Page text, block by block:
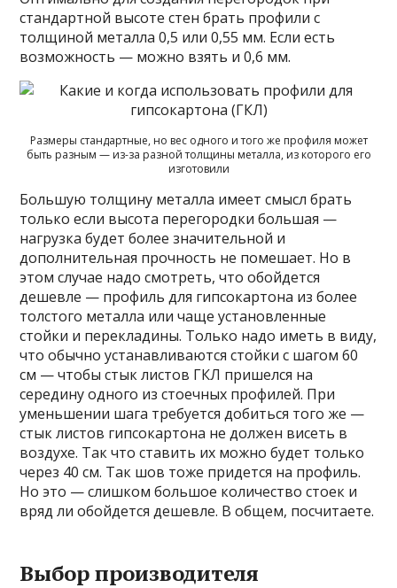
стандартной высоте стен брать профили с
толщиной металла 0,5 или 0,55 мм. Если есть
возможность — можно взять и 0,6 мм.
Размеры стандартные, но вес одного и того же профиля может
быть разным — из-за разной толщины металла, из которого его
изготовили
Большую толщину металла имеет смысл брать
только если высота перегородки большая —
нагрузка будет более значительной и
дополнительная прочность не помешает. Но в
этом случае надо смотреть, что обойдется
дешевле — профиль для гипсокартона из более
толстого металла или чаще установленные
стойки и перекладины. Только надо иметь в виду,
что обычно устанавливаются стойки с шагом 60
см — чтобы стык листов ГКЛ пришелся на
середину одного из стоечных профилей. При
уменьшении шага требуется добиться того же —
стык листов гипсокартона не должен висеть в
воздухе. Так что ставить их можно будет только
через 40 см. Так шов тоже придется на профиль.
Но это — слишком большое количество стоек и
вряд ли обойдется дешевле. В общем, посчитаете.
Выбор производителя